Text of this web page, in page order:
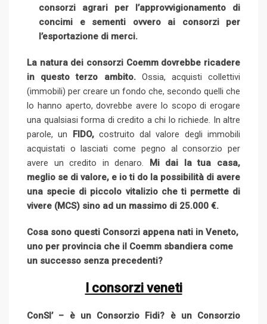
consorzi agrari per l’approvvigionamento di
concimi e sementi ovvero ai consorzi per
l’esportazione di merci.
La natura dei consorzi Coemm dovrebbe ricadere
in questo terzo ambito.Ossia, acquisti collettivi
(immobili) per creare un fondo che, secondo quelli che
lo hanno aperto, dovrebbe avere lo scopo di erogare
una qualsiasi forma di credito a chi lo richiede. In altre
parole, un FIDO,costruito dal valore degli immobili
acquistati o lasciati come pegno al consorzio per
avere un credito in denaro. Mi dai la tua casa,
meglio se di valore, e io ti do la possibilità di avere
una specie di piccolo vitalizio che ti permette di
vivere (MCS) sino ad un massimo di 25.000 €.
Cosa sono questi Consorzi appena nati in Veneto,
uno per provincia che il Coemm sbandiera come
un successo senza precedenti?
I consorzi veneti
ConSI’ – è un Consorzio Fidi? è un Consorzio